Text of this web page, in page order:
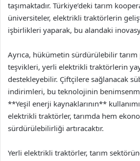
taşımaktadır. Türkiye’deki tarım
üniversiteler, elektrikli traktörlerin
işbirlikleri yaparak, bu alandaki
Ayrıca, hükümetin sürdürülebilir tarım
teşvikleri, yerli elektrikli traktörlerin
destekleyebilir. Çiftçilere sağlanacak
indirimleri, bu teknolojinin
**Yeşil enerji kaynaklarının**
elektrikli traktörler, tarımda hem
sürdürülebilirliği artıracaktır.
Yerli elektrikli traktörler, tarım